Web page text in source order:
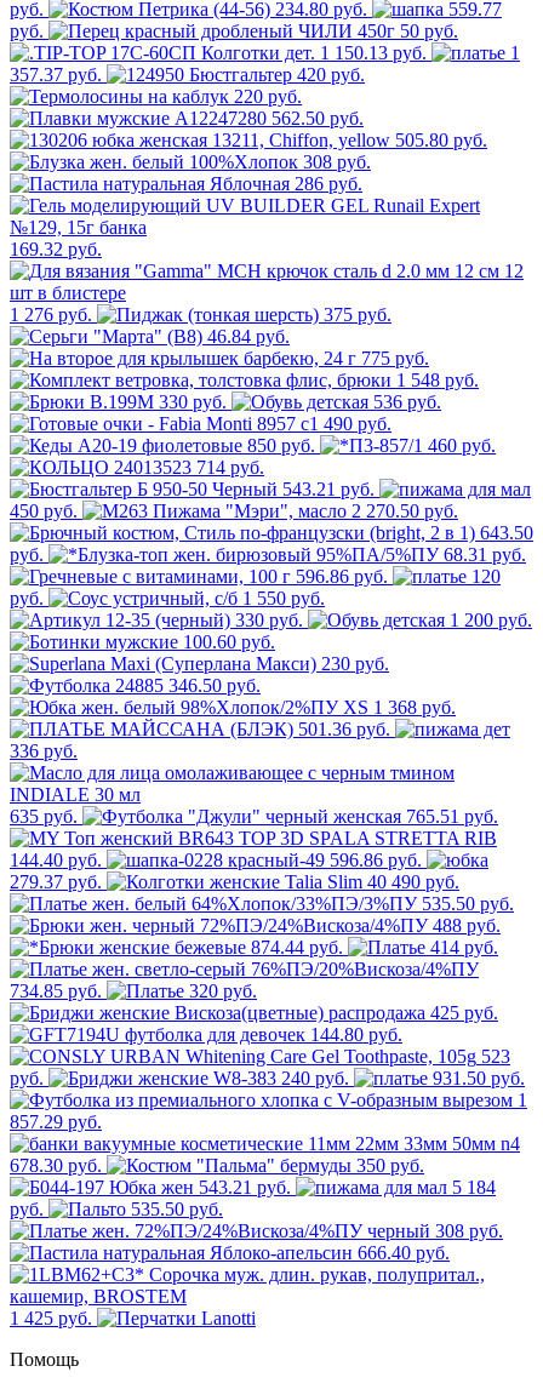
руб. 234.80 руб.
559.77
руб.
50 руб.
1 150.13 руб.
1
357.37 руб.
420 руб.
220 руб.
562.50 руб.
505.80 руб.
308 руб.
286 руб.
169.32 руб.
1 276 руб.
375 руб.
46.84 руб.
775 руб.
1 548 руб.
330 руб.
536 руб.
490 руб.
850 руб.
460 руб.
714 руб.
543.21 руб.
450 руб.
2 270.50 руб.
643.50
руб.
68.31 руб.
596.86 руб.
120
руб.
1 550 руб.
330 руб.
1 200 руб.
100.60 руб.
230 руб.
346.50 руб.
1 368 руб.
501.36 руб.
336 руб.
635 руб. 765.51 руб.
144.40 руб.
596.86 руб.
279.37 руб.
490 руб.
535.50 руб.
488 руб.
874.44 руб.
414 руб.
734.85 руб.
320 руб.
425 руб.
144.80 руб.
523
руб.
240 руб.
931.50 руб.
1
857.29 руб.
678.30 руб.
350 руб.
543.21 руб.
5 184
руб.
535.50 руб.
308 руб.
666.40 руб.
1 425 руб.
Помощь